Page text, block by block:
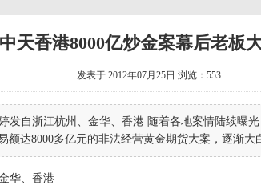
中天香港8000亿炒金案幕后老板
发表于 2012年07月25日 浏览： 553
发自浙江杭州、金华、香港 随着各地案情陆续曝
额达8000多亿元的非法经营黄金期货大案，逐渐
华、香港